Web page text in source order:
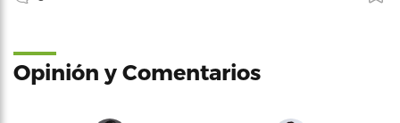
Opinión y Comentarios